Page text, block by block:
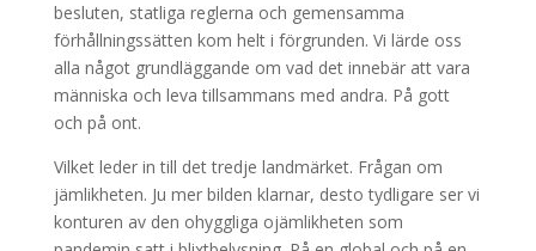
besluten, statliga reglerna och gemensamma
förhållningssätten kom helt i förgrunden. Vi lärde oss
alla något grundläggande om vad det innebär att vara
människa och leva tillsammans med andra. På gott
och på ont.
Vilket leder in till det tredje landmärket. Frågan om
jämlikheten. Ju mer bilden klarnar, desto tydligare ser vi
konturen av den ohyggliga ojämlikheten som